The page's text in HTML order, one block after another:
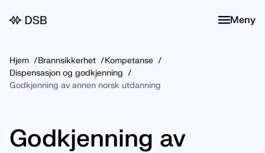
Meny
Meny
Hjem Brannsikkerhet
Kompetanse
Dispensasjon og godkjenning
Godkjenning av annen norsk utdanning
Godkjenning av